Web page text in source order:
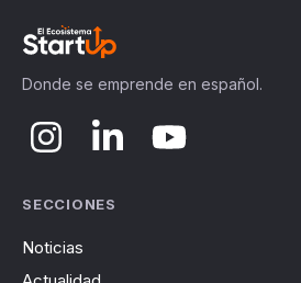
Donde se emprende en español.
SECCIONES
Noticias